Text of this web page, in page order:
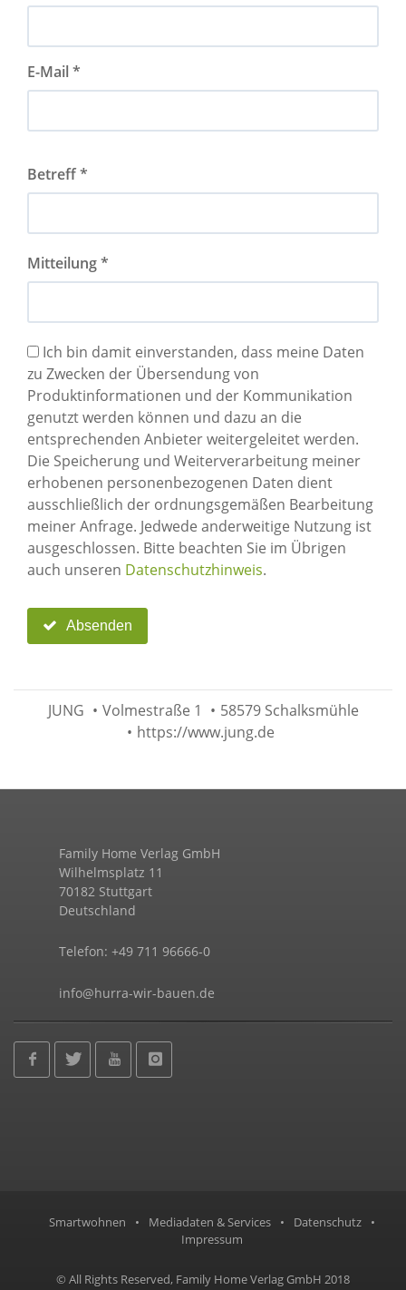
E-Mail *
Betreff *
Mitteilung *
Ich bin damit einverstanden, dass meine Daten
zu Zwecken der Übersendung von
Produktinformationen und der Kommunikation
genutzt werden können und dazu an die
entsprechenden Anbieter weitergeleitet werden.
Die Speicherung und Weiterverarbeitung meiner
erhobenen personenbezogenen Daten dient
ausschließlich der ordnungsgemäßen Bearbeitung
meiner Anfrage. Jedwede anderweitige Nutzung ist
ausgeschlossen. Bitte beachten Sie im Übrigen
auch unseren Datenschutzhinweis.
Absenden
JUNG • Volmestraße 1 • 58579 Schalksmühle
• https://www.jung.de
Family Home Verlag GmbH
Wilhelmsplatz 11
70182 Stuttgart
Deutschland
Telefon: +49 711 96666-0
info@hurra-wir-bauen.de
Smartwohnen • Mediadaten & Services • Datenschutz
•
Impressum
© All Rights Reserved, Family Home Verlag GmbH 2018